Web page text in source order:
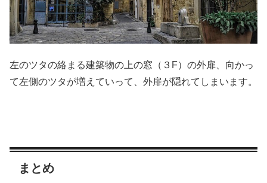
左のツタの絡まる建築物の上の窓（３F）の外扉、向かっ
て左側のツタが増えていって、外扉が隠れてしまいます。
まとめ